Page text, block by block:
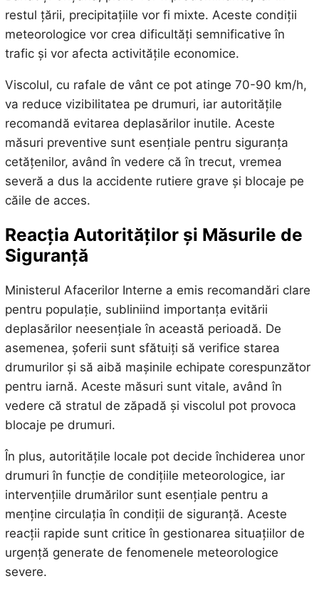
restul țării, precipitațiile vor fi mixte. Aceste condiții
meteorologice vor crea dificultăți semnificative în
trafic și vor afecta activitățile economice.
Viscolul, cu rafale de vânt ce pot atinge 70-90 km/h,
va reduce vizibilitatea pe drumuri, iar autoritățile
recomandă evitarea deplasărilor inutile. Aceste
măsuri preventive sunt esențiale pentru siguranța
cetățenilor, având în vedere că în trecut, vremea
severă a dus la accidente rutiere grave și blocaje pe
căile de acces.
Reacția Autorităților și Măsurile de
Siguranță
Ministerul Afacerilor Interne a emis recomandări clare
pentru populație, subliniind importanța evitării
deplasărilor neesențiale în această perioadă. De
asemenea, șoferii sunt sfătuiți să verifice starea
drumurilor și să aibă mașinile echipate corespunzător
pentru iarnă. Aceste măsuri sunt vitale, având în
vedere că stratul de zăpadă și viscolul pot provoca
blocaje pe drumuri.
În plus, autoritățile locale pot decide închiderea unor
drumuri în funcție de condițiile meteorologice, iar
intervențiile drumărilor sunt esențiale pentru a
menține circulația în condiții de siguranță. Aceste
reacții rapide sunt critice în gestionarea situațiilor de
urgență generate de fenomenele meteorologice
severe.